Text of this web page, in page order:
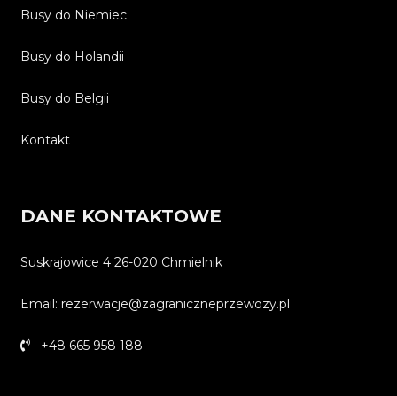
Busy do Niemiec
Busy do Holandii
Busy do Belgii
Kontakt
DANE KONTAKTOWE
Suskrajowice 4 26-020 Chmielnik
Email: rezerwacje@zagraniczneprzewozy.pl
+48 665 958 188